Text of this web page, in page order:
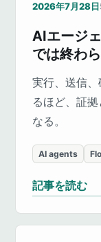
2026年7月28日
AIエージ
では終わ
実行、送信
るほど、証
なる。
AI agents
記事を読む